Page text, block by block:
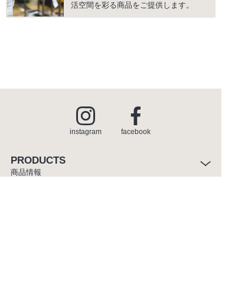
活空間を彩る商品をご提供します。
instagram facebook
PRODUCTS
商品情報